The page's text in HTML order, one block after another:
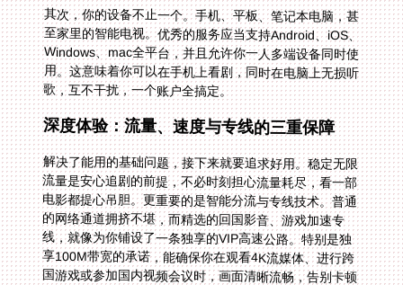
其次，你的设备不止一个。手机、平板、笔记本电脑，甚
至家里的智能电视。优秀的服务应当支持Android、iOS、
Windows、mac全平台，并且允许你一人多端设备同时使
用。这意味着你可以在手机上看剧，同时在电脑上无损听
歌，互不干扰，一个账户全搞定。
深度体验：流量、速度与专线的三重保障
解决了能用的基础问题，接下来就要追求好用。稳定无限
流量是安心追剧的前提，不必时刻担心流量耗尽，看一部
电影都提心吊胆。更重要的是智能分流与专线技术。普通
的网络通道拥挤不堪，而精选的回国影音、游戏加速专
线，就像为你铺设了一条独享的VIP高速公路。特别是独
享100M带宽的承诺，能确保你在观看4K流媒体、进行跨
国游戏或参加国内视频会议时，画面清晰流畅，告别卡顿